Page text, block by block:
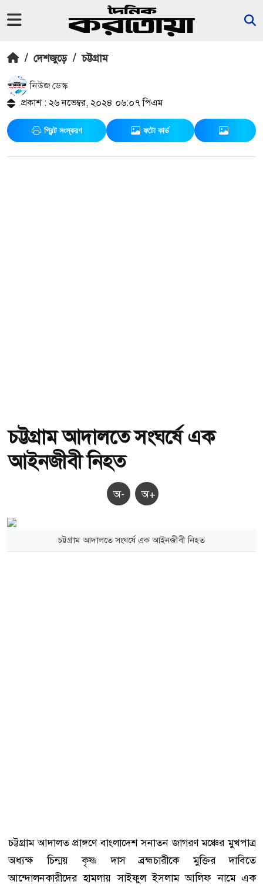
/ দেশজুড়ে / চট্টগ্রাম
নিউজ ডেস্ক
প্রকাশ : ২৬ নভেম্বর, ২০২৪ ০৬:০৭ পিএম
প্রিন্ট সংস্করণ ফটো কার্ড
চট্টগ্রাম আদালতে সংঘর্ষে এক
আইনজীবী নিহত
অ- অ+
চট্টগ্রাম আদালতে সংঘর্ষে এক আইনজীবী নিহত
চট্টগ্রাম আদালত প্রাঙ্গণে বাংলাদেশ সনাতন জাগরণ মঞ্চের মুখপাত্র
অধ্যক্ষ চিন্ময় কৃষ্ণ দাস ব্রহ্মচারীকে মুক্তির দাবিতে
আন্দোলনকারীদের হামলায় সাইফুল ইসলাম আলিফ নামে এক